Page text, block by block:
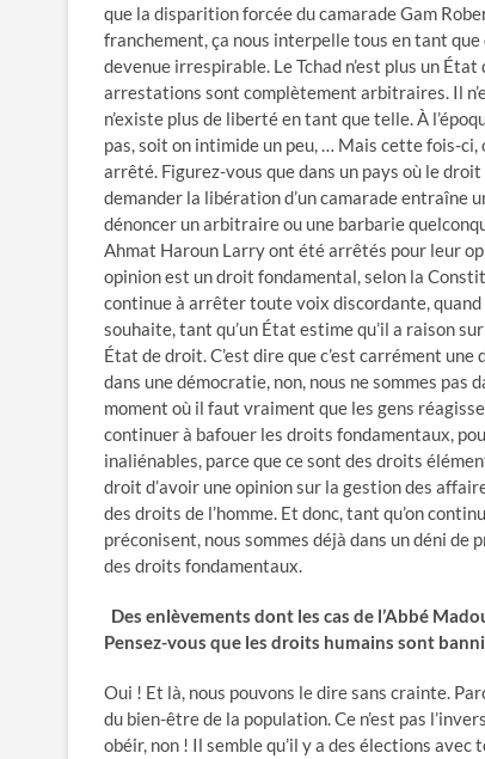
que la disparition forcée du camarade Gam
franchement, ça nous interpelle tous en tant que
devenue irrespirable. Le Tchad n’est plus un
arrestations sont complètement arbitraires. Il
n’existe plus de liberté en tant que telle. À
pas, soit on intimide un peu, … Mais cette fois-
arrêté. Figurez-vous que dans un pays où le
demander la libération d’un camarade entraîne
dénoncer un arbitraire ou une barbarie
Ahmat Haroun Larry ont été arrêtés pour leur
opinion est un droit fondamental, selon la
continue à arrêter toute voix discordante, quand
souhaite, tant qu’un État estime qu’il a raison
État de droit. C’est dire que c’est carrément une
dans une démocratie, non, nous ne sommes pas
moment où il faut vraiment que les gens
continuer à bafouer les droits fondamentaux,
inaliénables, parce que ce sont des droits
droit d’avoir une opinion sur la gestion des
des droits de l’homme. Et donc, tant qu’on
préconisent, nous sommes déjà dans un déni de
des droits fondamentaux.
Des enlèvements dont les cas de l’Abbé
Pensez-vous que les droits humains sont
Oui ! Et là, nous pouvons le dire sans crainte.
du bien-être de la population. Ce n’est pas
obéir, non ! Il semble qu’il y a des élections